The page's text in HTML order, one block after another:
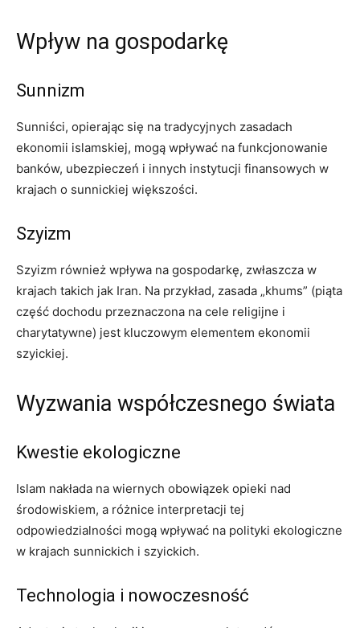
Wpływ na gospodarkę
Sunnizm
Sunniści, opierając się na tradycyjnych zasadach
ekonomii islamskiej, mogą wpływać na funkcjonowanie
banków, ubezpieczeń i innych instytucji finansowych w
krajach o sunnickiej większości.
Szyizm
Szyizm również wpływa na gospodarkę, zwłaszcza w
krajach takich jak Iran. Na przykład, zasada „khums” (piąta
część dochodu przeznaczona na cele religijne i
charytatywne) jest kluczowym elementem ekonomii
szyickiej.
Wyzwania współczesnego świata
Kwestie ekologiczne
Islam nakłada na wiernych obowiązek opieki nad
środowiskiem, a różnice interpretacji tej
odpowiedzialności mogą wpływać na polityki ekologiczne
w krajach sunnickich i szyickich.
Technologia i nowoczesność